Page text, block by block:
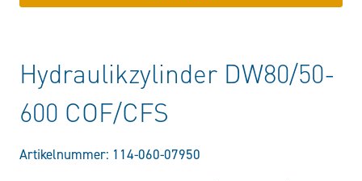
Hydraulikzylinder DW80/50-
600 COF/CFS
Artikelnummer: 114-060-07950